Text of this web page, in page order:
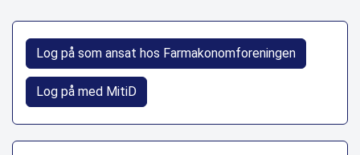
Log på som ansat hos Farmakonomforeningen
Log på med MitiD